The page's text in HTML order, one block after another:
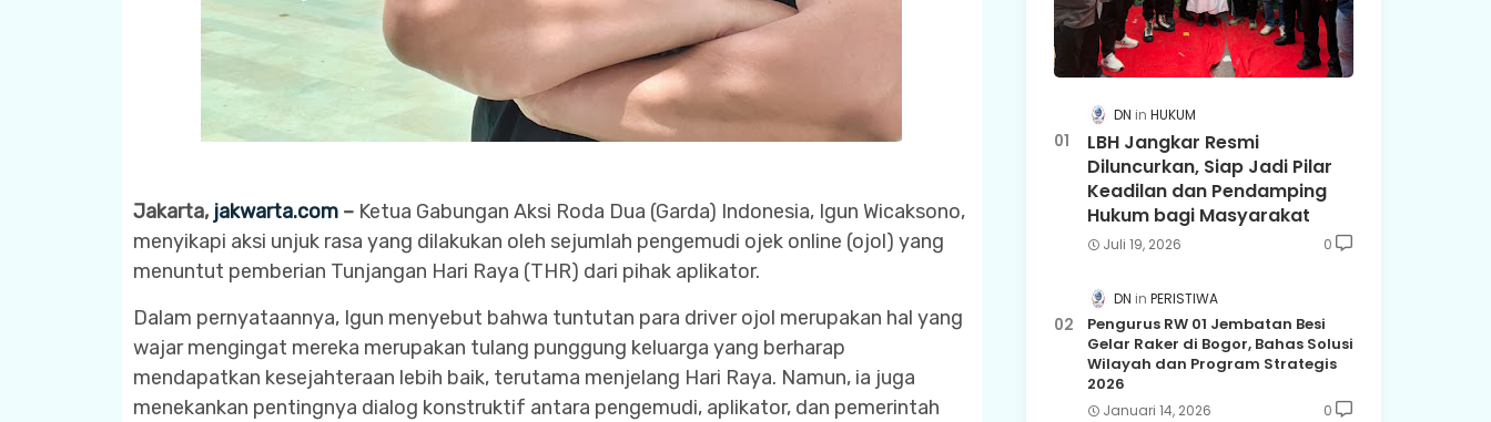
Jakarta, jakwarta.com– Ketua Gabungan Aksi Roda Dua (Garda) Indonesia, Igun Wicaksono,
menyikapi aksi unjuk rasa yang dilakukan oleh sejumlah pengemudi ojek online (ojol) yang
menuntut pemberian Tunjangan Hari Raya (THR) dari pihak aplikator.
Dalam pernyataannya, Igun menyebut bahwa tuntutan para driver ojol merupakan hal yang
wajar mengingat mereka merupakan tulang punggung keluarga yang berharap
mendapatkan kesejahteraan lebih baik, terutama menjelang Hari Raya. Namun, ia juga
menekankan pentingnya dialog konstruktif antara pengemudi, aplikator, dan pemerintah
DN HUKUM
LBH Jangkar Resmi
Diluncurkan, Siap Jadi Pilar
Keadilan dan Pendamping
Hukum bagi Masyarakat
Juli 19, 2026 0
DN PERISTIWA
Pengurus RW 01 Jembatan Besi
Gelar Raker di Bogor, Bahas Solusi
Wilayah dan Program Strategis
2026
Januari 14, 2026 0